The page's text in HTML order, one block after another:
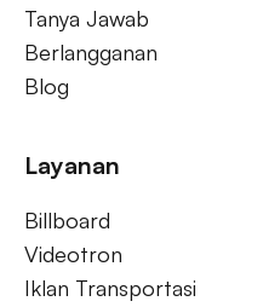
Tanya Jawab
Berlangganan
Blog
Layanan
Billboard
Videotron
Iklan Transportasi